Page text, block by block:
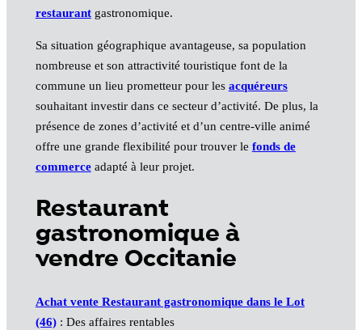
restaurantgastronomique.
Sa situation géographique avantageuse, sa population
nombreuse et son attractivité touristique font de la
commune un lieu prometteur pour les acquéreurs
souhaitant investir dans ce secteur d’activité. De plus, la
présence de zones d’activité et d’un centre-ville animé
offre une grande flexibilité pour trouver le fonds de
commerceadapté à leur projet.
Restaurant
gastronomique à
vendre Occitanie
Achat vente Restaurant gastronomique dans le Lot
(46): Des affaires rentables